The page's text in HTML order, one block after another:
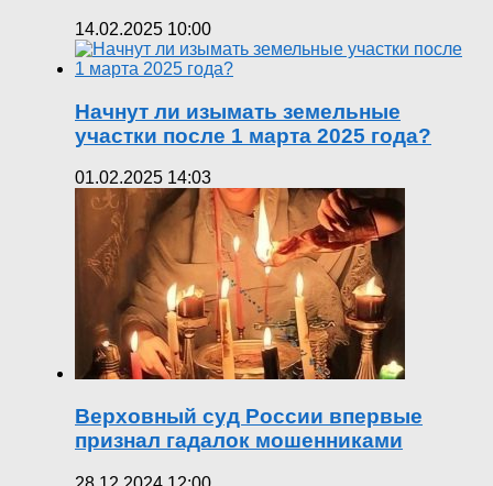
14.02.2025 10:00
Начнут ли изымать земельные
участки после 1 марта 2025 года?
01.02.2025 14:03
Верховный суд России впервые
признал гадалок мошенниками